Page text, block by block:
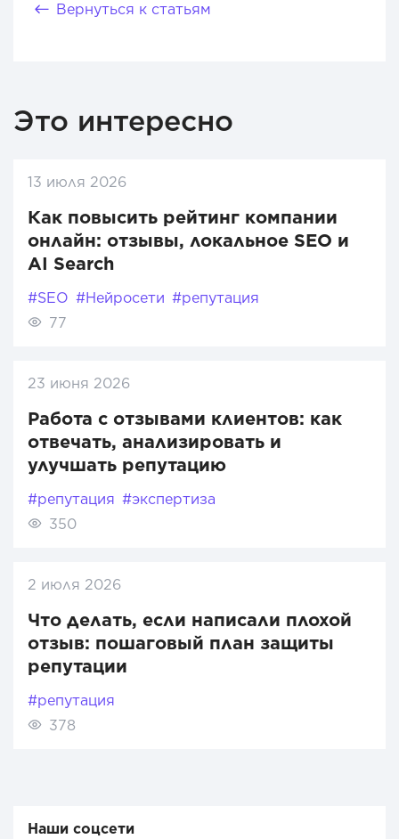
Вернуться к статьям
Это интересно
13 июля 2026
Как повысить рейтинг компании
онлайн: отзывы, локальное SEO и
AI Search
#SEO #Нейросети #репутация
77
23 июня 2026
Работа с отзывами клиентов: как
отвечать, анализировать и
улучшать репутацию
#репутация #экспертиза
350
2 июля 2026
Что делать, если написали плохой
отзыв: пошаговый план защиты
репутации
#репутация
378
Наши соцсети